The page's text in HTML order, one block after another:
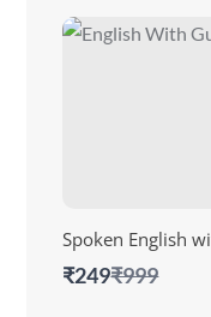
Spoken English
₹249Compare
₹999